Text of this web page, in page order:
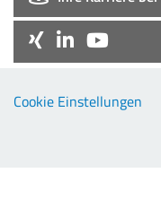
Company
Cookie Einstellungen